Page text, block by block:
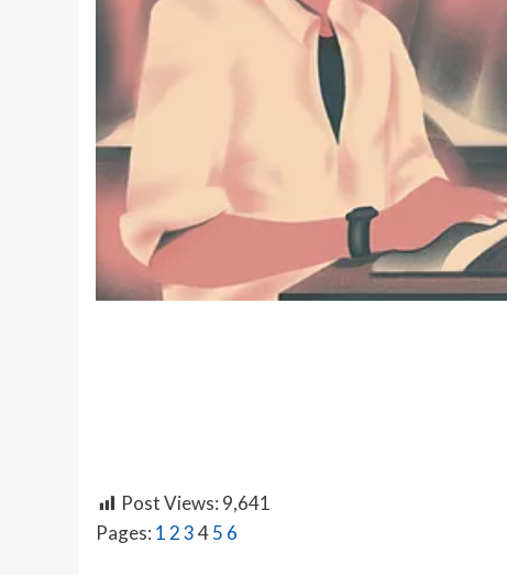
Post Views: 9,641
Pages: 1 2345 6